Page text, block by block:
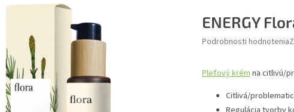
ENERGY
Podrobnosti hodnotenia
Pleťový krémna citlivú/
Citlivá/